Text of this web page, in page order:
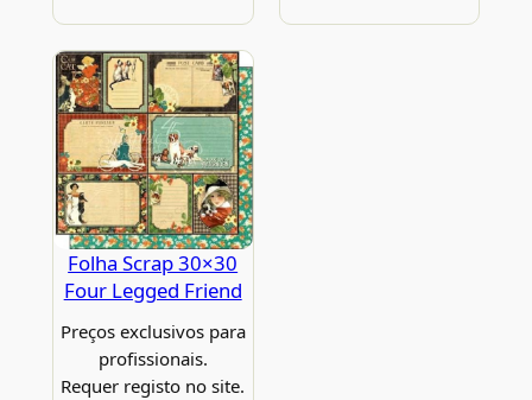
Folha Scrap 30×30
Four Legged Friend
Preços exclusivos para
profissionais.
Requer registo no site.